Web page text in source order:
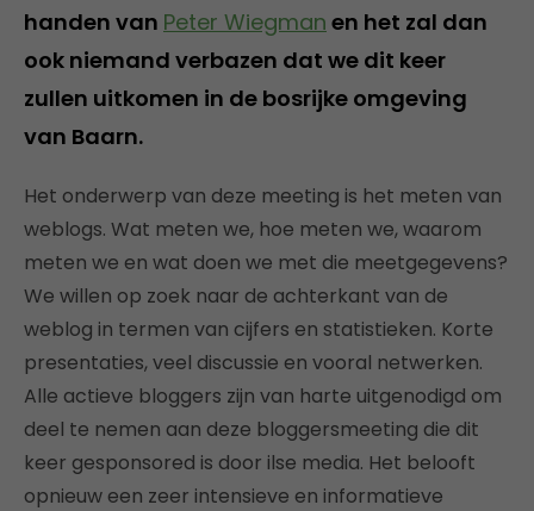
handen van Peter Wiegman en het zal dan
ook niemand verbazen dat we dit keer
zullen uitkomen in de bosrijke omgeving
van Baarn.
Het onderwerp van deze meeting is het meten van
weblogs. Wat meten we, hoe meten we, waarom
meten we en wat doen we met die meetgegevens?
We willen op zoek naar de achterkant van de
weblog in termen van cijfers en statistieken. Korte
presentaties, veel discussie en vooral netwerken.
Alle actieve bloggers zijn van harte uitgenodigd om
deel te nemen aan deze bloggersmeeting die dit
keer gesponsored is door ilse media. Het belooft
opnieuw een zeer intensieve en informatieve